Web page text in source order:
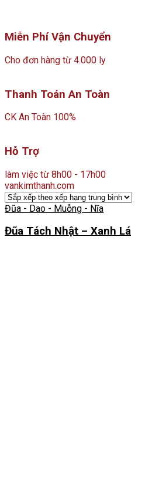
Miễn Phí Vận Chuyển
Cho đơn hàng từ 4.000 ly
Thanh Toán An Toàn
CK An Toàn 100%
Hỗ Trợ
làm việc từ 8h00 - 17h00
vankimthanh.com
Đũa - Dao - Muỗng - Nĩa
Đũa Tách Nhật – Xanh Lá